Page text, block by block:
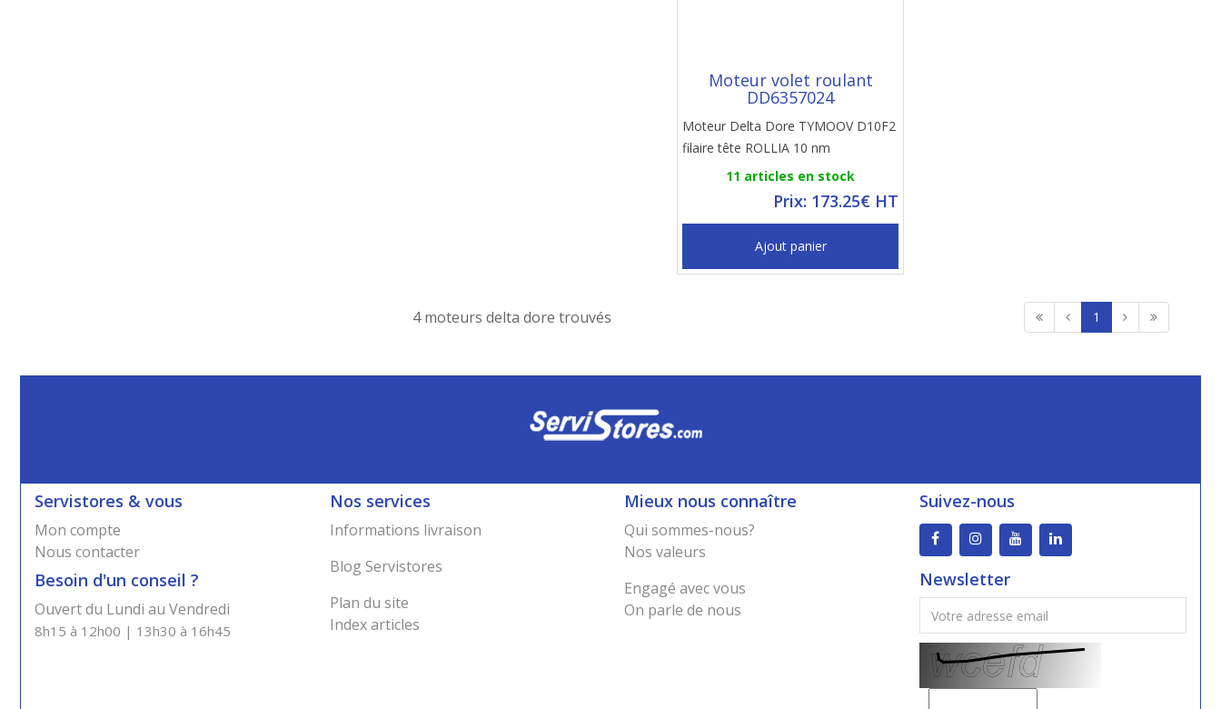
Moteur volet roulant
DD6357024
Moteur Delta Dore TYMOOV D10F2
filaire tête ROLLIA 10 nm
11 articles en stock
Prix: 173.25€ HT
Ajout panier
4 moteurs delta dore trouvés 1
Servistores & vous
Mon compte
Nous contacter
Besoin d'un conseil ?
Ouvert du Lundi au Vendredi
8h15 à 12h00 | 13h30 à 16h45
Nos services
Informations livraison
Blog Servistores
Plan du site
Index articles
Mieux nous connaître
Qui sommes-nous?
Nos valeurs
Engagé avec vous
On parle de nous
Suivez-nous
Newsletter